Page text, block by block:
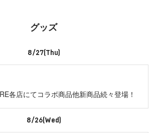
グッズ
8/27(Thu)
各店にてコラボ商品他新商品続々登場！
8/26(Wed)